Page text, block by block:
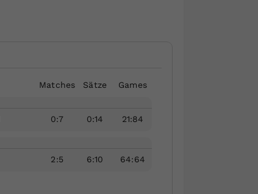
Matches Sätze Games
0:7 0:14 21:84
2:5 6:10 64:64